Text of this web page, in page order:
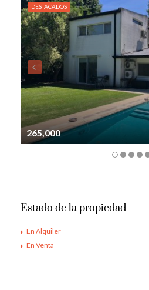
DESTACADOS
265,000
Estado de la propiedad
En Alquiler
En Venta